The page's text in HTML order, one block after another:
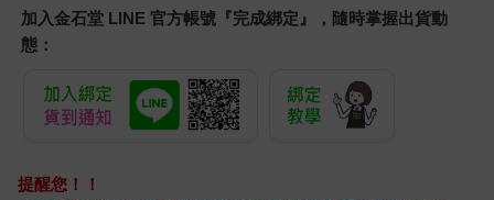
加入金石堂 LINE 官方帳號『完成綁定』，隨時掌握出貨動
態：
提醒您！！